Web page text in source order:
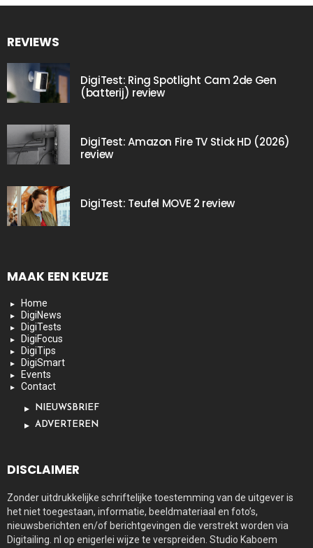
REVIEWS
DigiTest: Ring Spotlight Cam 2de Gen
(batterij) review
DigiTest: Amazon Fire TV Stick HD (2026)
review
DigiTest: Teufel MOVE 2 review
MAAK EEN KEUZE
Home
DigiNews
DigiTests
DigiFocus
DigiTips
DigiSmart
Events
Contact
NIEUWSBRIEF
ADVERTEREN
DISCLAIMER
Zonder uitdrukkelijke schriftelijke toestemming van de uitgever is
het niet toegestaan, informatie, beeldmateriaal en foto’s,
nieuwsberichten en/of berichtgevingen die verstrekt worden via
Digitailing. nl op enigerlei wijze te verspreiden. Studio Kaboem